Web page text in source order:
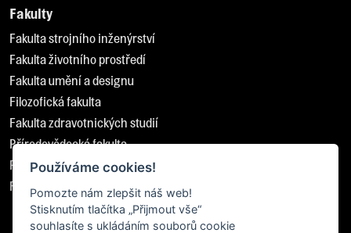
Fakulty
Fakulta strojního inženýrství
Fakulta životního prostředí
Fakulta umění a designu
Filozofická fakulta
Fakulta zdravotnických studií
Přírodovědecká fakulta
Pedagogická fakulta
Fakulta sociálně ekonomická
Používáme cookies!
Pomozte nám zlepšit náš web!
Stisknutím tlačítka „Přijmout vše“
souhlasíte s ukládáním souborů cookie